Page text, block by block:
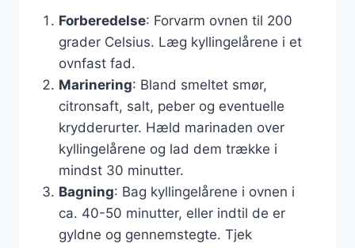
Forberedelse: Forvarm ovnen til 200
grader Celsius. Læg kyllingelårene i et
ovnfast fad.
Marinering: Bland smeltet smør,
citronsaft, salt, peber og eventuelle
krydderurter. Hæld marinaden over
kyllingelårene og lad dem trække i
mindst 30 minutter.
Bagning: Bag kyllingelårene i ovnen i
ca. 40-50 minutter, eller indtil de er
gyldne og gennemstegte. Tjek